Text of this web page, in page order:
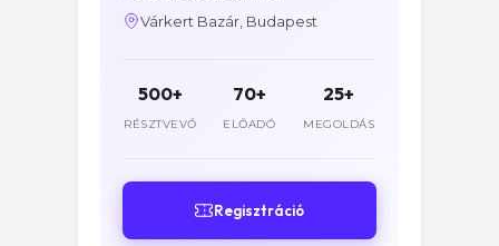
Várkert Bazár, Budapest
500+
RÉSZTVEVŐ
70+
ELŐADÓ
25+
MEGOLDÁS
Regisztráció